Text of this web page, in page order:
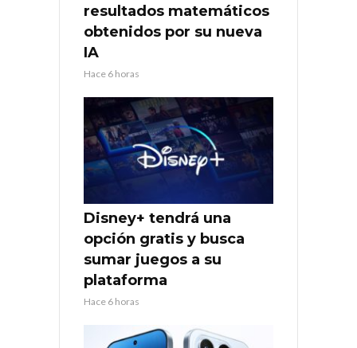
resultados matemáticos
obtenidos por su nueva
IA
Hace 6 horas
Disney+ tendrá una
opción gratis y busca
sumar juegos a su
plataforma
Hace 6 horas